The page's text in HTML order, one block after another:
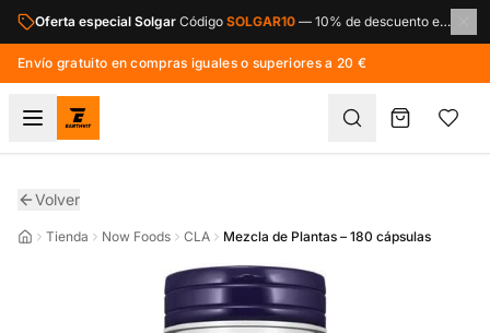
Saltar al contenido principal
Oferta especial Solgar Código SOLGAR10 — 10% de descuento en toda la marca Solgar.
Envío gratuito en compras iguales o superiores a 20 €
Volver
Tienda Now Foods CLA Mezcla de Plantas – 180 cápsulas